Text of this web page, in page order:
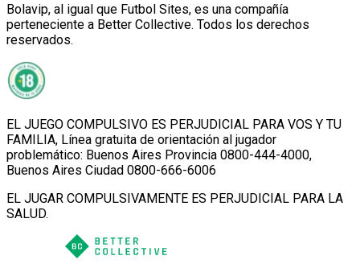
Bolavip, al igual que Futbol Sites, es una compañía
perteneciente a Better Collective. Todos los derechos
reservados.
EL JUEGO COMPULSIVO ES PERJUDICIAL PARA VOS Y TU
FAMILIA, Línea gratuita de orientación al jugador
problemático: Buenos Aires Provincia 0800-444-4000,
Buenos Aires Ciudad 0800-666-6006
EL JUGAR COMPULSIVAMENTE ES PERJUDICIAL PARA LA
SALUD.